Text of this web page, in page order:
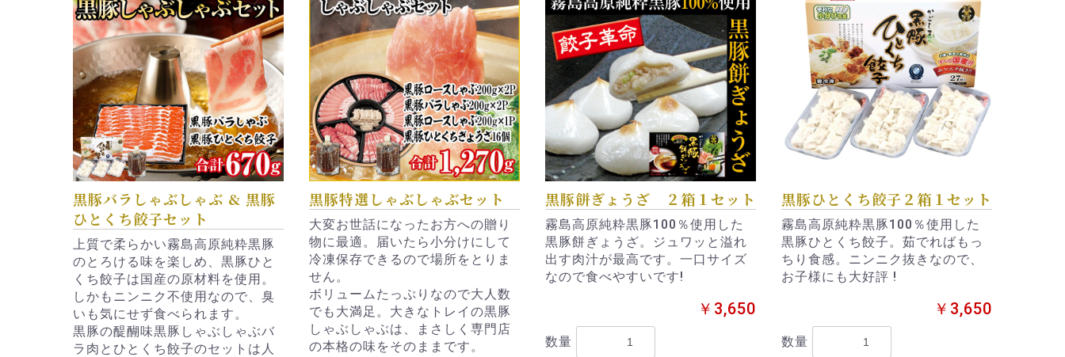
黒豚バラしゃぶしゃぶ & 黒豚
ひとくち餃子セット
上質で柔らかい霧島高原純粋黒豚
のとろける味を楽しめ、黒豚ひと
くち餃子は国産の原材料を使用。
しかもニンニク不使用なので、臭
いも気にせず食べられます。
黒豚の醍醐味黒豚しゃぶしゃぶバ
ラ肉とひとくち餃子のセットは人
黒豚特選しゃぶしゃぶセット
大変お世話になったお方への贈り
物に最適。届いたら小分けにして
冷凍保存できるので場所をとりま
せん。
ボリュームたっぷりなので大人数
でも大満足。大きなトレイの黒豚
しゃぶしゃぶは、まさしく専門店
の本格の味をそのままです。
黒豚餅ぎょうざ ２箱１セット
霧島高原純粋黒豚100％使用した
黒豚餅ぎょうざ。ジュワッと溢れ
出す肉汁が最高です。一口サイズ
なので食べやすいです!
￥3,650
数量
黒豚ひとくち餃子２箱１セット
霧島高原純粋黒豚100％使用した
黒豚ひとくち餃子。茹でればもっ
ちり食感。ニンニク抜きなので、
お子様にも大好評 !
￥3,650
数量